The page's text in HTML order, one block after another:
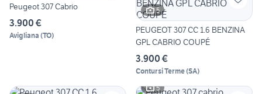
Peugeot 307 Cabrio
3.900 €
Avigliana (TO)
5
PEUGEOT 307 CC 1.6 BENZINA
GPL CABRIO COUPÉ
3.900 €
Contursi Terme(SA)
5